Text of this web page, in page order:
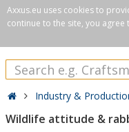
Axxus.eu uses cookies to
continue to the site, you agree
Industry &
Wildlife attitude &